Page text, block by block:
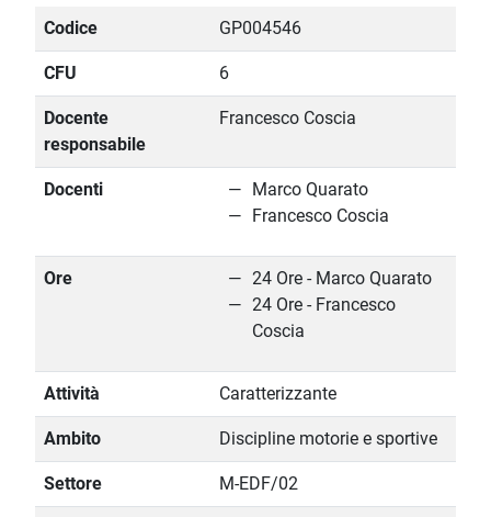
Codice GP004546
CFU 6
Docente
responsabile
Francesco Coscia
Docenti
Marco Quarato
Francesco Coscia
Ore
24 Ore - Marco Quarato
24 Ore - Francesco
Coscia
Attività Caratterizzante
Ambito Discipline motorie e sportive
Settore M-EDF/02